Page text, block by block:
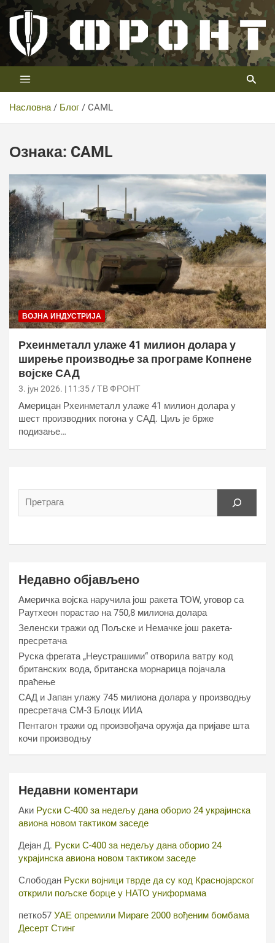
Скип
цонтент
Телевизија ФРОНТ
Први војни канал у Србији
Насловна Блог CAML
Ознака: CAML
ВОЈНА ИНДУСТРИЈА
Рхеинметалл улаже 41 милион долара у
ширење производње за програме Копнене
војске САД
3. јун 2026. | 11:35 ТВ ФРОНТ
Америцан Рхеинметалл улаже 41 милион долара у
шест производних погона у САД. Циљ је брже
подизање…
Недавно објављено
Америчка војска наручила још ракета ТОW, уговор са
Раyтхеон порастао на 750,8 милиона долара
Зеленски тражи од Пољске и Немачке још ракета-
пресретача
Руска фрегата „Неустрашими“ отворила ватру код
британских вода, британска морнарица појачала
праћење
САД и Јапан улажу 745 милиона долара у производњу
пресретача СМ-3 Блоцк ИИА
Пентагон тражи од произвођача оружја да пријаве шта
кочи производњу
Недавни коментари
Аки Руски С-400 за недељу дана оборио 24 украјинска
авиона новом тактиком заседе
Дејан Д. Руски С-400 за недељу дана оборио 24
украјинска авиона новом тактиком заседе
Слободан Руски војници тврде да су код Краснојарског
открили пољске борце у НАТО униформама
петко57 УАЕ опремили Мираге 2000 вођеним бомбама
Десерт Стинг